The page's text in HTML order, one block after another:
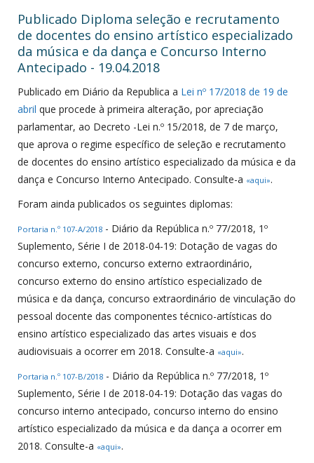
Publicado Diploma seleção e recrutamento
de docentes do ensino artístico especializado
da música e da dança e Concurso Interno
Antecipado - 19.04.2018
Publicado em Diário da Republica a Lei nº 17/2018 de 19 de
abril que procede à primeira alteração, por apreciação
parlamentar, ao Decreto -Lei n.º 15/2018, de 7 de março,
que aprova o regime específico de seleção e recrutamento
de docentes do ensino artístico especializado da música e da
dança e Concurso Interno Antecipado. Consulte-a «aqui».
Foram ainda publicados os seguintes diplomas:
Portaria n.º 107-A/2018 - Diário da República n.º 77/2018, 1º
Suplemento, Série I de 2018-04-19: Dotação de vagas do
concurso externo, concurso externo extraordinário,
concurso externo do ensino artístico especializado de
música e da dança, concurso extraordinário de vinculação do
pessoal docente das componentes técnico-artísticas do
ensino artístico especializado das artes visuais e dos
audiovisuais a ocorrer em 2018. Consulte-a «aqui».
Portaria n.º 107-B/2018 - Diário da República n.º 77/2018, 1º
Suplemento, Série I de 2018-04-19: Dotação das vagas do
concurso interno antecipado, concurso interno do ensino
artístico especializado da música e da dança a ocorrer em
2018. Consulte-a «aqui».